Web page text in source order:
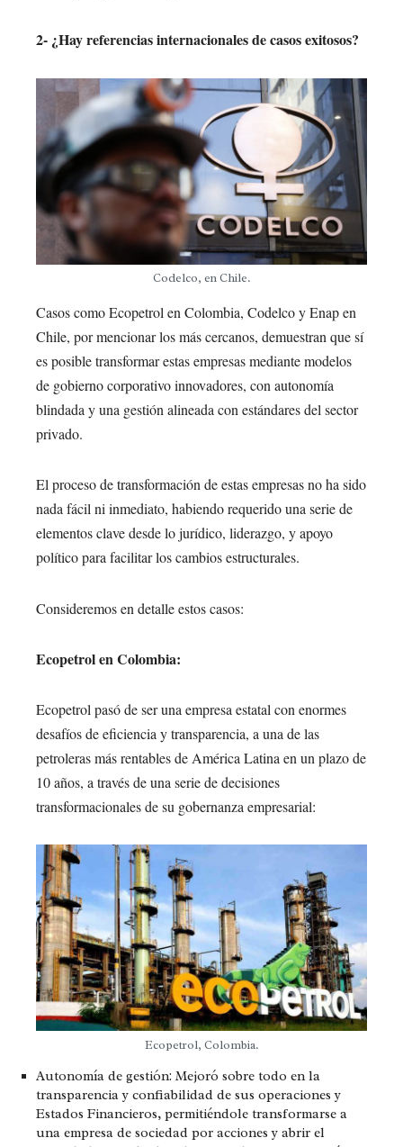
2- ¿Hay referencias internacionales de casos exitosos?
Codelco, en Chile.
Casos como Ecopetrol en Colombia, Codelco y Enap en
Chile, por mencionar los más cercanos, demuestran que sí
es posible transformar estas empresas mediante modelos
de gobierno corporativo innovadores, con autonomía
blindada y una gestión alineada con estándares del sector
privado.
El proceso de transformación de estas empresas no ha sido
nada fácil ni inmediato, habiendo requerido una serie de
elementos clave desde lo jurídico, liderazgo, y apoyo
político para facilitar los cambios estructurales.
Consideremos en detalle estos casos:
Ecopetrol en Colombia:
Ecopetrol pasó de ser una empresa estatal con enormes
desafíos de eficiencia y transparencia, a una de las
petroleras más rentables de América Latina en un plazo de
10 años, a través de una serie de decisiones
transformacionales de su gobernanza empresarial:
Ecopetrol, Colombia.
Autonomía de gestión: Mejoró sobre todo en la
transparencia y confiabilidad de sus operaciones y
Estados Financieros, permitiéndole transformarse a
una empresa de sociedad por acciones y abrir el